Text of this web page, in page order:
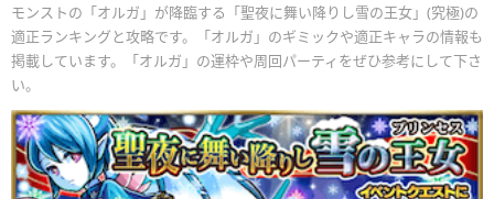
モンストの「オルガ」が降臨する「聖夜に舞い降りし雪の王女」(究極)の
適正ランキングと攻略です。「オルガ」のギミックや適正キャラの情報も
掲載しています。「オルガ」の運枠や周回パーティをぜひ参考にして下さ
い。